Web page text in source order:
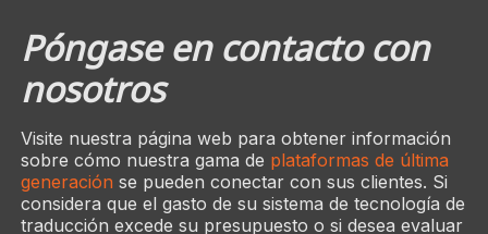
Póngase en contacto con
nosotros
Visite nuestra página web para obtener información
sobre cómo nuestra gama de plataformas de última
generación se pueden conectar con sus clientes. Si
considera que el gasto de su sistema de tecnología de
traducción excede su presupuesto o si desea evaluar